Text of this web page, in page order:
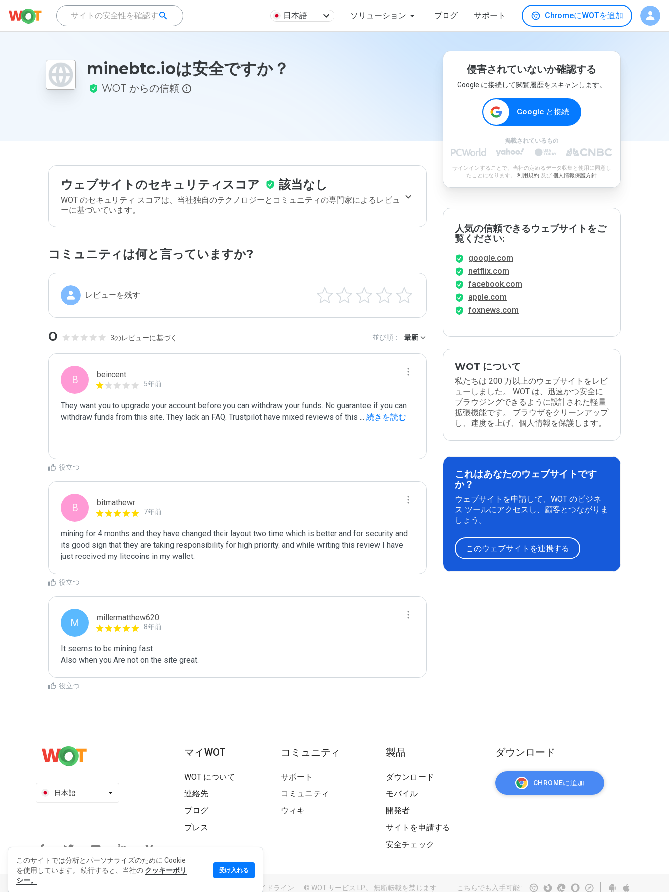
日本語 ソリューション ブログ サポート ChromeにWOTを追加
minebtc.ioは安全ですか？
WOT からの信頼
ウェブサイトのセキュリティスコア 該当なし
WOT のセキュリティ スコアは、当社独自のテクノロジーとコミュニティの専門家によるレビュ
ーに基づいています。
コミュニティは何と言っていますか?
レビューを残す
0 3のレビューに基づく 並び順： 最新
B beincent
5年前
They want you to upgrade your account before you can withdraw your funds. No guarantee if you can
withdraw funds from this site. They lack an FAQ. Trustpilot have mixed reviews of this ... 続きを読む
役立つ
B bitmathewr
7年前
mining for 4 months and they have changed their layout two time which is better and for security and
its good sign that they are taking responsibility for high priority. and while writing this review I have
just received my litecoins in my wallet.
役立つ
M millermatthew620
8年前
It seems to be mining fast
Also when you Are not on the site great.
役立つ
侵害されていないか確認する
Google に接続して閲覧履歴をスキャンします。
Google と接続
掲載されているもの
サインインすることで、当社の定めるデータ収集と使用に同意し
たことになります。 利用規約 及び 個人情報保護方針
人気の信頼できるウェブサイトをご
覧ください:
google.com
netflix.com
facebook.com
apple.com
foxnews.com
WOT について
私たちは 200 万以上のウェブサイトをレビ
ューしました。 WOT は、迅速かつ安全に
ブラウジングできるように設計された軽量
拡張機能です。 ブラウザをクリーンアップ
し、速度を上げ、個人情報を保護します。
これはあなたのウェブサイトです
か？
ウェブサイトを申請して、WOT のビジネ
ス ツールにアクセスし、顧客とつながりま
しょう。
このウェブサイトを連携する
日本語
マイWOT
WOT について
連絡先
ブログ
プレス
コミュニティ
サポート
コミュニティ
ウィキ
製品
ダウンロード
モバイル
開発者
サイトを申請する
安全チェック
ダウンロード
CHROMEに追加
ガイドライン © WOT サービス LP。 無断転載を禁じます こちらでも入手可能 :
このサイトでは分析とパーソナライズのために Cookie
を使用しています。 続行すると、当社の クッキーポリ
シー。
受け入れる